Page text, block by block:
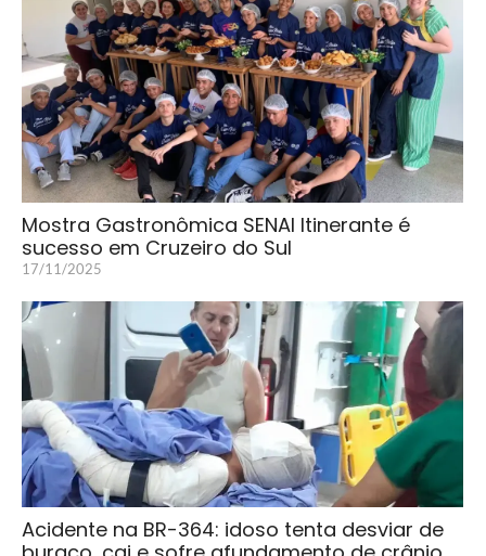
Mostra Gastronômica SENAI Itinerante é
sucesso em Cruzeiro do Sul
17/11/2025
Acidente na BR-364: idoso tenta desviar de